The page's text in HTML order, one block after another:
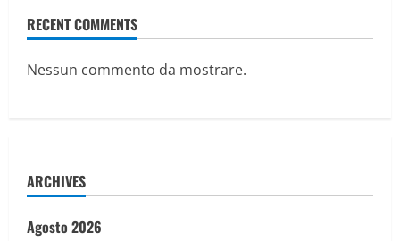
RECENT COMMENTS
Nessun commento da mostrare.
ARCHIVES
Agosto 2026